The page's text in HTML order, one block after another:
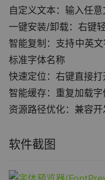
自定义文本：输入任
一键安装/卸载：右键
智能复制：支持中英
标准字体名称
快速定位：右键直接
智能缓存：重复加载
资源路径优化：兼容
软件截图